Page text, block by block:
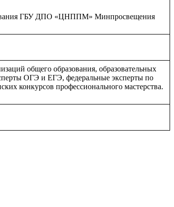
ГБУ ДПО «ЦНППМ» Минпросвещения
общего образования, образовательных
ОГЭ и ЕГЭ, федеральные эксперты по
конкурсов профессионального мастерства.